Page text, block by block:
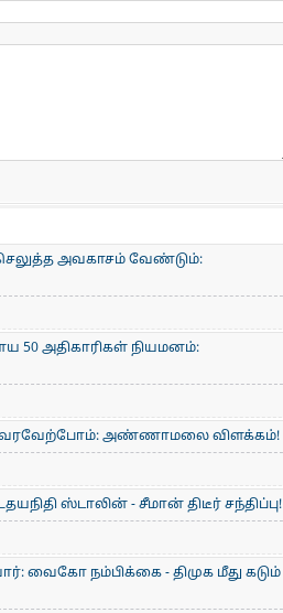
அவகாசம் வேண்டும்:
50 அதிகாரிகள் நியமனம்:
வரவேற்போம்: அண்ணாமலை விளக்கம்!
ஸ்டாலின் - சீமான் திடீர் சந்திப்பு!
வைகோ நம்பிக்கை - திமுக மீது கடும்